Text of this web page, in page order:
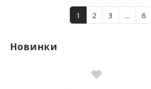
1 2 3 … 6
Новинки